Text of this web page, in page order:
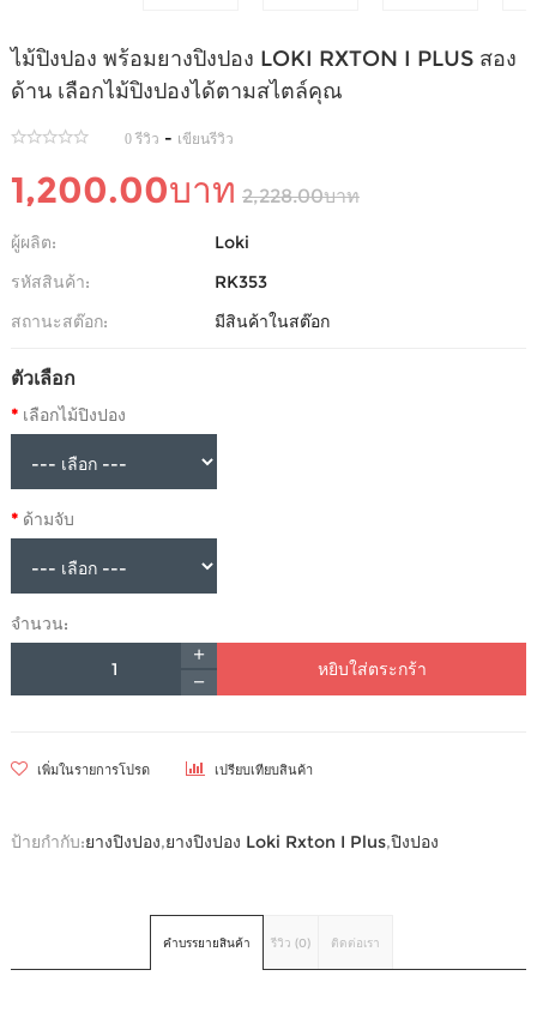
ไม้ปิงปอง พร้อมยางปิงปอง LOKI RXTON I PLUS สอง
ด้าน เลือกไม้ปิงปองได้ตามสไตล์คุณ
0 รีวิว - เขียนรีวิว
1,200.00บาท 2,228.00บาท
ผู้ผลิต:
Loki
รหัสสินค้า:
RK353
สถานะสต๊อก:
มีสินค้าในสต๊อก
ตัวเลือก
เลือกไม้ปิงปอง
ด้ามจับ
จำนวน:
หยิบใส่ตระกร้า
เพิ่มในรายการโปรด เปรียบเทียบสินค้า
ป้ายกำกับ:ยางปิงปอง,ยางปิงปอง Loki Rxton I Plus,ปิงปอง
คำบรรยายสินค้า รีวิว (0) ติดต่อเรา